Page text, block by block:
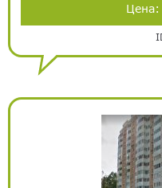
Цена: